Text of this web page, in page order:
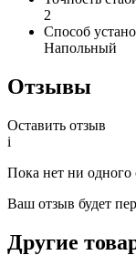
2
Способ
Напольный
Отзывы
Оставить отзыв
i
Пока нет ни одного
Ваш отзыв будет
Другие